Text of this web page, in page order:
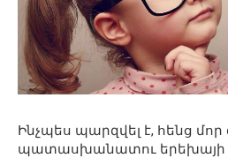
Ինչպես պարզվել է, հենց մոր
պատասխանատու երեխայի